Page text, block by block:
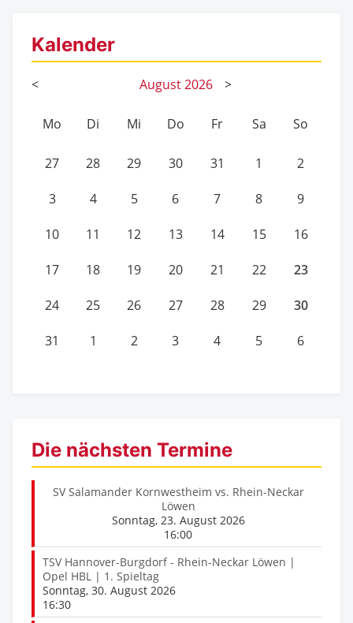
Kalender
< August2026 >
Mo Di Mi Do Fr Sa So
27 28 29 30 31 1 2
3 4 5 6 7 8 9
10 11 12 13 14 15 16
17 18 19 20 21 22 23
24 25 26 27 28 29 30
31 1 2 3 4 5 6
Die nächsten Termine
SV Salamander Kornwestheim vs. Rhein-Neckar
Löwen
Sonntag, 23. August 2026
16:00
TSV Hannover-Burgdorf - Rhein-Neckar Löwen |
Opel HBL | 1. Spieltag
Sonntag, 30. August 2026
16:30